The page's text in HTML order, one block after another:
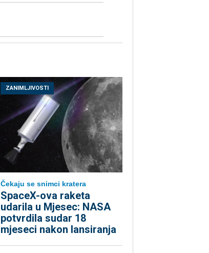
ZANIMLJIVOSTI
Čekaju se snimci kratera
SpaceX-ova raketa
udarila u Mjesec: NASA
potvrdila sudar 18
mjeseci nakon lansiranja